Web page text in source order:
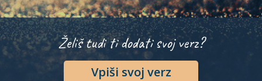
Želiš tudi ti dodati svoj verz?
Vpiši svoj verz